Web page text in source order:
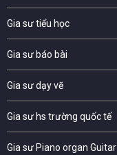
Gia sư tiểu học
Gia sư báo bài
Gia sư dạy vẽ
Gia sư hs trường quốc tế
Gia sư Piano organ Guitar